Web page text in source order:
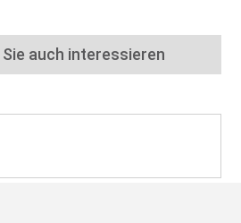
auch interessieren